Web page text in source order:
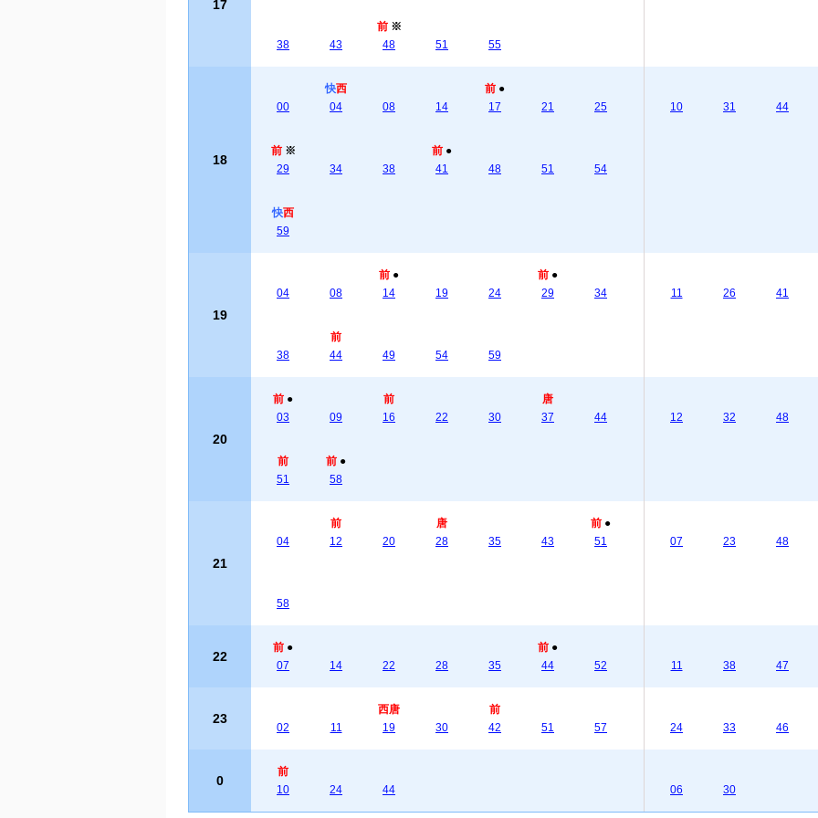
17
38 43
前 ※
48
51 55
18
00
快西
04
08 14
前 ●
17
21 25
前 ※
29
34 38
前 ●
41
48 51 54
快西
59
10 31 44
19
04 08
前 ●
14
19 24
前 ●
29
34
38
前
44
49 54 59
11 26 41
20
前 ●
03
09
前
16
22 30
唐
37
44
前
51
前 ●
58
12 32 48
21
04
前
12
20
唐
28
35 43
前 ●
51
58
07 23 48
22
前 ●
07
14 22 28 35
前 ●
44
52 11 38 47
23
02 11
西唐
19
30
前
42
51 57 24 33 46
0
前
10
24 44 06 30